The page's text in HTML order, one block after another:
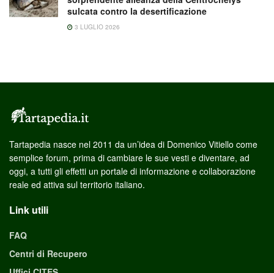
sulcata contro la desertificazione
3 LUGLIO 2026
Tartapedia nasce nel 2011 da un’idea di Domenico Vitiello come
semplice forum, prima di cambiare le sue vesti e diventare, ad
oggi, a tutti gli effetti un portale di informazione e collaborazione
reale ed attiva sul territorio italiano.
Link utili
FAQ
Centri di Recupero